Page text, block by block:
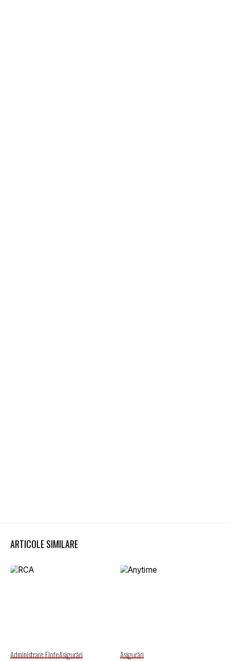
ARTICOLE SIMILARE
Administrare FloteAsigurări Asigurări